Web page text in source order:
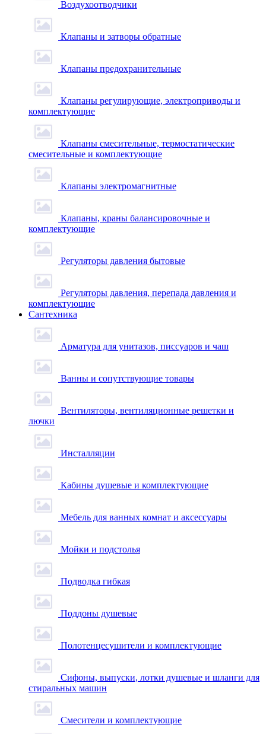
Воздухоотводчики
Клапаны и затворы обратные
Клапаны предохранительные
Клапаны регулирующие, электроприводы и
комплектующие
Клапаны смесительные, термостатические
смесительные и комплектующие
Клапаны электромагнитные
Клапаны, краны балансировочные и
комплектующие
Регуляторы давления бытовые
Регуляторы давления, перепада давления и
комплектующие
Сантехника
Арматура для унитазов, писсуаров и чаш
Ванны и сопутствующие товары
Вентиляторы, вентиляционные решетки и
лючки
Инсталляции
Кабины душевые и комплектующие
Мебель для ванных комнат и аксессуары
Мойки и подстолья
Подводка гибкая
Поддоны душевые
Полотенцесушители и комплектующие
Сифоны, выпуски, лотки душевые и шланги для
стиральных машин
Смесители и комплектующие